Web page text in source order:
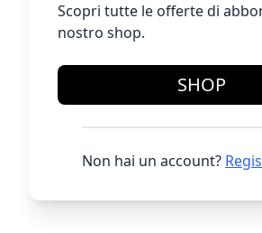
Scopri tutte le offerte di
nostro shop.
SHOP
Non hai un account?